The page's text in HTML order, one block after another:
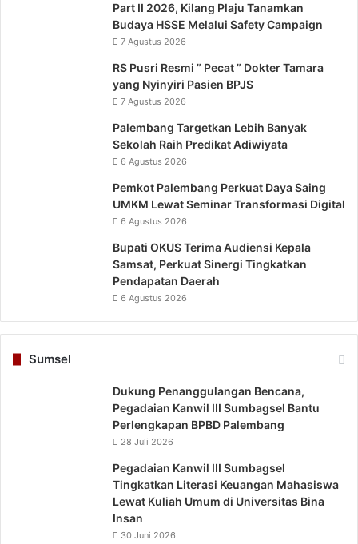
Part II 2026, Kilang Plaju Tanamkan
Budaya HSSE Melalui Safety Campaign
7 Agustus 2026
RS Pusri Resmi ” Pecat ” Dokter Tamara
yang Nyinyiri Pasien BPJS
7 Agustus 2026
Palembang Targetkan Lebih Banyak
Sekolah Raih Predikat Adiwiyata
6 Agustus 2026
Pemkot Palembang Perkuat Daya Saing
UMKM Lewat Seminar Transformasi Digital
6 Agustus 2026
Bupati OKUS Terima Audiensi Kepala
Samsat, Perkuat Sinergi Tingkatkan
Pendapatan Daerah
6 Agustus 2026
Sumsel
Dukung Penanggulangan Bencana,
Pegadaian Kanwil III Sumbagsel Bantu
Perlengkapan BPBD Palembang
28 Juli 2026
Pegadaian Kanwil III Sumbagsel
Tingkatkan Literasi Keuangan Mahasiswa
Lewat Kuliah Umum di Universitas Bina
Insan
30 Juni 2026